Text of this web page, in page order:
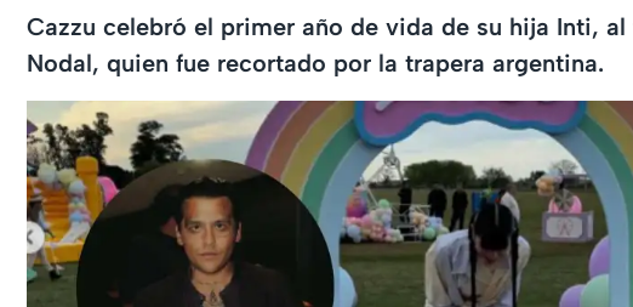
Cazzu celebró el primer año de vida de su hija Inti,
Nodal, quien fue recortado por la trapera argentina.